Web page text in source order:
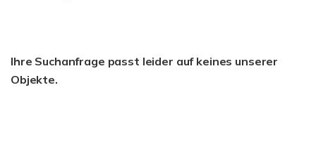
Ihre Suchanfrage passt leider auf keines unserer
Objekte.